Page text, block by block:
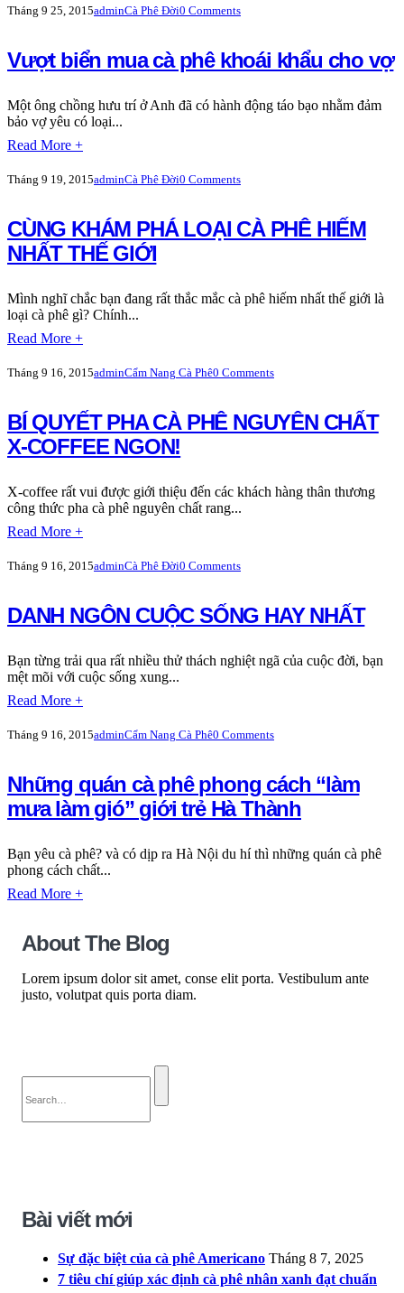
Vượt biển mua cà phê khoái khẩu cho vợ
Tháng 9 25, 2015adminCà Phê Đời0 Comments
Một ông chồng hưu trí ở Anh đã có hành động táo bạo nhằm đảm
bảo vợ yêu có loại...
Read More +
CÙNG KHÁM PHÁ LOẠI CÀ PHÊ HIẾM
NHẤT THẾ GIỚI
Tháng 9 19, 2015adminCà Phê Đời0 Comments
Mình nghĩ chắc bạn đang rất thắc mắc cà phê hiếm nhất thế giới là
loại cà phê gì? Chính...
Read More +
BÍ QUYẾT PHA CÀ PHÊ NGUYÊN CHẤT
X-COFFEE NGON!
Tháng 9 16, 2015adminCẩm Nang Cà Phê0 Comments
X-coffee rất vui được giới thiệu đến các khách hàng thân thương
công thức pha cà phê nguyên chất rang...
Read More +
DANH NGÔN CUỘC SỐNG HAY NHẤT
Tháng 9 16, 2015adminCà Phê Đời0 Comments
Bạn từng trải qua rất nhiều thử thách nghiệt ngã của cuộc đời, bạn
mệt mõi với cuộc sống xung...
Read More +
Những quán cà phê phong cách “làm
mưa làm gió” giới trẻ Hà Thành
Tháng 9 16, 2015adminCẩm Nang Cà Phê0 Comments
Bạn yêu cà phê? và có dịp ra Hà Nội du hí thì những quán cà phê
phong cách chất...
Read More +
About The Blog
Lorem ipsum dolor sit amet, conse elit porta. Vestibulum ante
justo, volutpat quis porta diam.
Bài viết mới
Sự đặc biệt của cà phê Americano Tháng 8 7, 2025
7 tiêu chí giúp xác định cà phê nhân xanh đạt chuẩn